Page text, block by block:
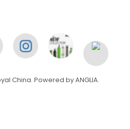
China. Powered byANGLIA.